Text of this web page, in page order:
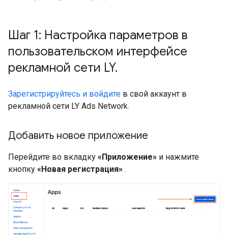
Шаг 1: Настройка параметров в
пользовательском интерфейсе
рекламной сети LY.
Зарегистрируйтесь и войдите в свой аккаунт в
рекламной сети LY Ads Network.
Добавить новое приложение
Перейдите во вкладку «Приложение» и нажмите
кнопку «Новая регистрация» .